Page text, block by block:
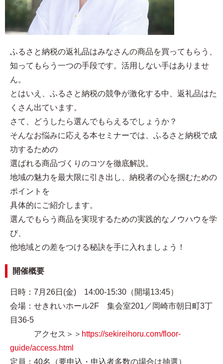
ふるさと納税の返礼品はみなさんの商品を買ってもらう、
知ってもらう一つの手段です。活用しない手はありませ
ん。
とはいえ、ふるさと納税の競争が激化する中、返礼品はた
くさん出ています。
さて、どうしたら選んでもらえるでしょうか？
そんなお悩みに応える本セミナーでは、ふるさと納税で成
功するための
選ばれる商品づくりのコツを徹底解説。
地域の魅力を最大限に引き出し、納税者の心を掴むための
ポイントを
具体的にご紹介します。
選んでもらう商品を実現するための実践的なノウハウを学
び、
他地域との差をつける秘訣を手に入れましょう！
開催概要
日時：7月26日(金) 14:00-15:30（開場13:45）
会場：せきれいホール2F 集会室201／岡崎市朝日町3丁
目36-5
アクセス＞＞ https://sekireihoru.com/floor-
guide/access.html
定員：40名（要申込・申込者多数の場合は抽選）